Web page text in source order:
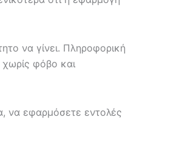
να γίνει. Πληροφορική
χωρίς φόβο και
να εφαρμόσετε εντολές